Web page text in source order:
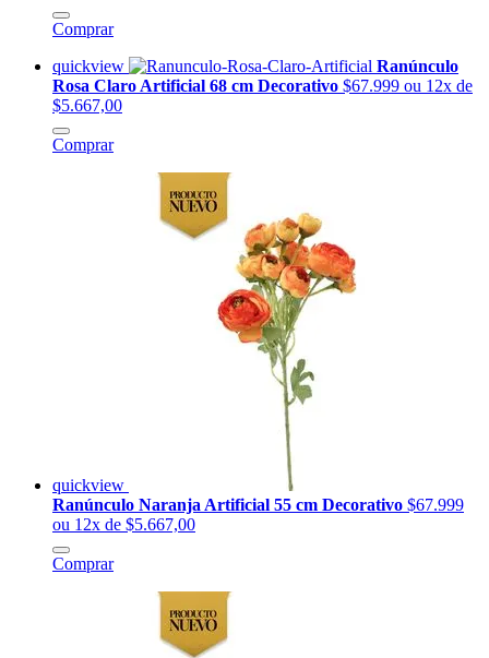
Comprar
quickview
Ranúnculo
Rosa Claro Artificial 68 cm Decorativo $67.999 ou 12x de
$5.667,00
Comprar
quickview
Ranúnculo Naranja Artificial 55 cm Decorativo $67.999
ou 12x de $5.667,00
Comprar